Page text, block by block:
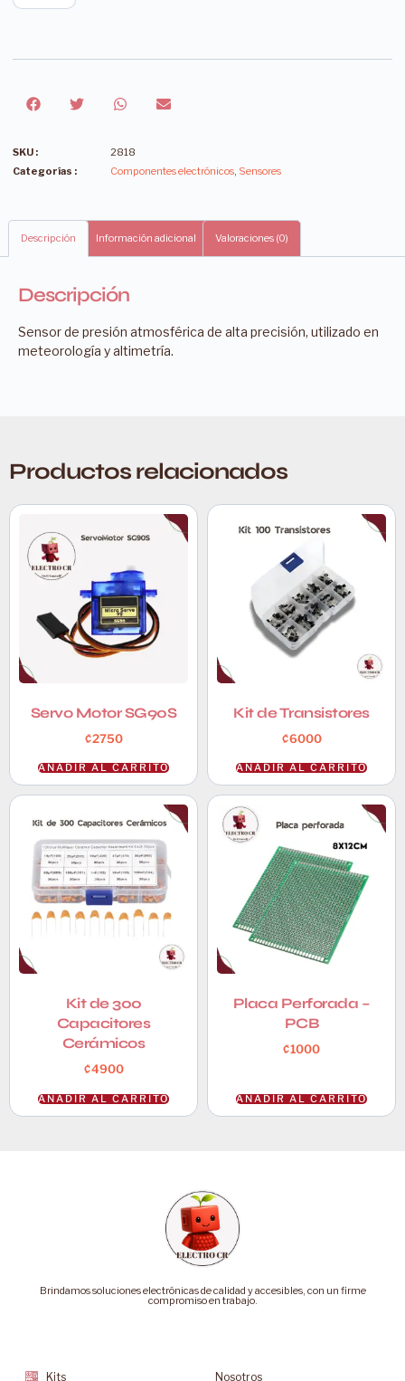
SKU :
2818
Categorías :
Componentes electrónicos, Sensores
Descripción Información adicional Valoraciones (0)
Descripción
Sensor de presión atmosférica de alta precisión, utilizado en
meteorología y altimetría.
Productos relacionados
Servo Motor SG90S
₡2750
AÑADIR AL CARRITO
Kit de Transistores
₡6000
AÑADIR AL CARRITO
Kit de 300
Capacitores
Cerámicos
₡4900
AÑADIR AL CARRITO
Placa Perforada –
PCB
₡1000
AÑADIR AL CARRITO
Brindamos soluciones electrónicas de calidad y accesibles, con un firme
compromiso en trabajo.
Kits Nosotros